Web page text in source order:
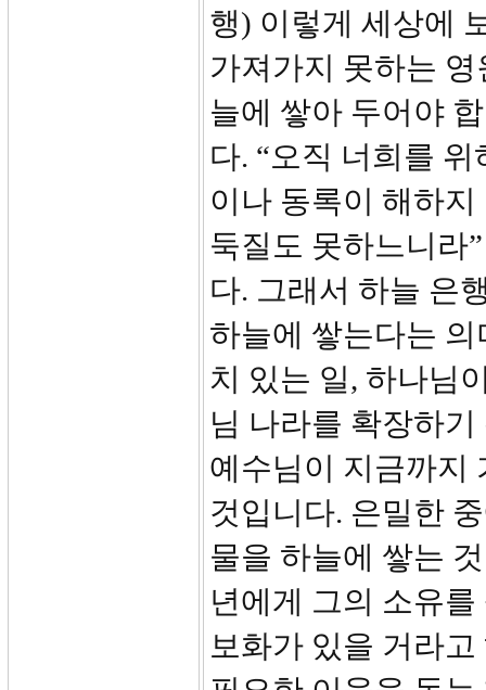
행) 이렇게 세상에
가져가지 못하는
늘에 쌓아 두어야
다. “오직 너희를
이나 동록이 해하
둑질도 못하느니라
다. 그래서 하늘 은
하늘에 쌓는다는
치 있는 일, 하나님
님 나라를 확장하
예수님이 지금까지
것입니다. 은밀한
물을 하늘에 쌓는
년에게 그의 소유
보화가 있을 거라